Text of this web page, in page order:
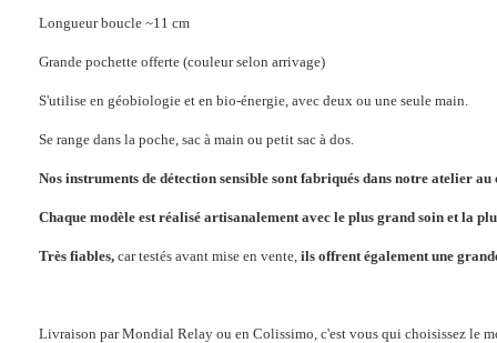
Longueur boucle ~11 cm
Grande pochette offerte (couleur selon arrivage)
S'utilise en géobiologie et en bio-énergie, avec deux ou une seule main.
Se range dans la poche, sac à main ou petit sac à dos.
Nos instruments de détection sensible sont fabriqués dans notre atelier
Chaque modèle est réalisé artisanalement avec le plus grand soin et la
Très fiables, car testés avant mise en vente, ils offrent également une
Livraison par Mondial Relay ou en Colissimo, c'est vous qui choisissez le